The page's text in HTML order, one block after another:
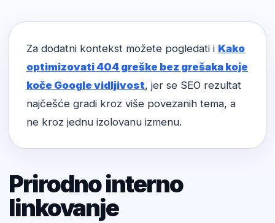
Za dodatni kontekst možete pogledati i Kako
optimizovati 404 greške bez grešaka koje
koče Google vidljivost, jer se SEO rezultat
najčešće gradi kroz više povezanih tema, a
ne kroz jednu izolovanu izmenu.
Prirodno interno
linkovanje